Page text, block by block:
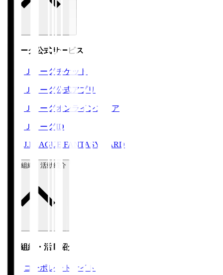
Ｊリーグ公式サービス
Ｊリーグチケット
Ｊリーグ公式アプリ
Ｊリーグオンラインストア
ＪリーグID
J.LEAGUE FANTASY CARD
運営組織・活動紹介
運営組織・活動紹介
コーポレートサイト